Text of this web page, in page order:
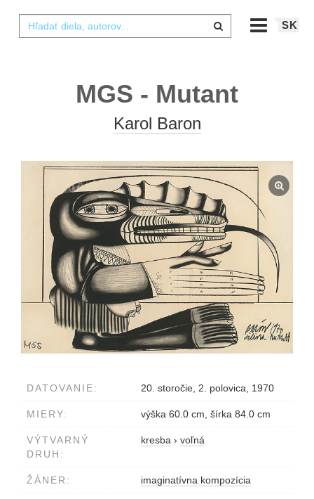
SK
MGS - Mutant
Karol Baron
DATOVANIE: 20. storočie, 2. polovica, 1970
MIERY: výška 60.0 cm, šírka 84.0 cm
VÝTVARNÝ
DRUH:
kresba › voľná
ŽÁNER: imaginatívna kompozícia